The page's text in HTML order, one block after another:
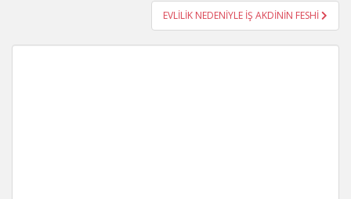
EVLİLİK NEDENİYLE İŞ AKDİNİN FESHİ